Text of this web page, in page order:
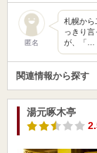
匿名
札幌から
っきり
が、「…
関連情報から探す
湯元啄木亭